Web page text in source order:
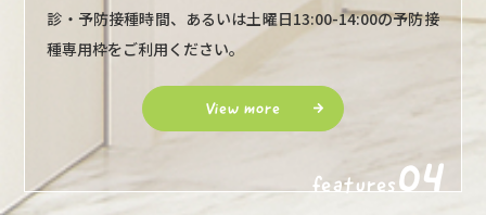
診・予防接種時間、あるいは土曜日13:00-14:00の予防接
種専用枠をご利用ください。
View more
features04